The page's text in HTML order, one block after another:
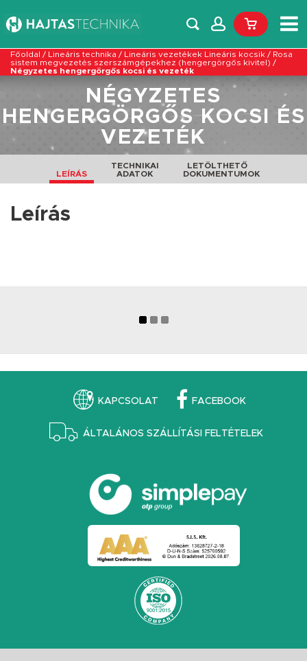
Főoldal / Lineáris technika / Lineáris vezetékek Lineáris kocsik / Rosa
sistem megvezetés szerszámgépekhez (hengergörgős kivitel) /
Négyzetes hengergörgős kocsi és vezeték
NÉGYZETES
HENGERGÖRGŐS KOCSI ÉS
VEZETÉK
LEÍRÁS
TECHNIKAI
ADATOK
LETÖLTHETŐ
DOKUMENTUMOK
Leírás
KAPCSOLAT FACEBOOK
ÁLTALÁNOS SZÁLLÍTÁSI FELTÉTELEK